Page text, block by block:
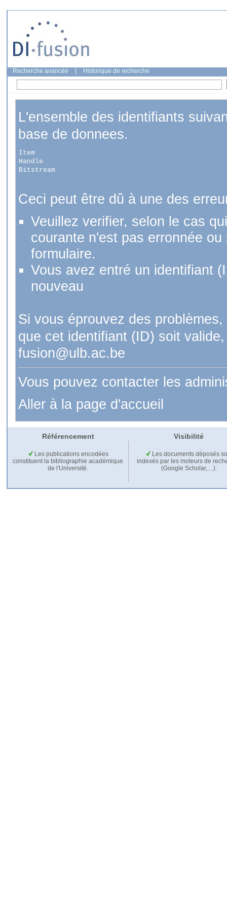
Recherche avancée Historique de recherche
L'ensemble des identifiants
base de donnees.
Item
Handle
Bitstream
Ceci peut être dû à une des
Veuillez verifier, selon le cas
courante n'est pas erronnée
formulaire.
Vous avez entré un identifiant
nouveau
Si vous éprouvez des
que cet identifiant (ID) soit
fusion@ulb.ac.be
Vous pouvez contacter les
Aller à la page d'accueil
Référencement Visibilité
Les publications encodées
constituent la bibliographie académique
de l'Université.
Les documents déposés
indexés par les moteurs de
(Google Scholar,…).